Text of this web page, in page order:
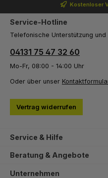
Kostenloser
Service-Hotline
Telefonische Unterstützung und
04131 75 47 32 60
Mo-Fr, 08:00 - 14:00 Uhr
Oder über unser
Vertrag widerrufen
Service & Hilfe
Beratung & Angebote
Unternehmen